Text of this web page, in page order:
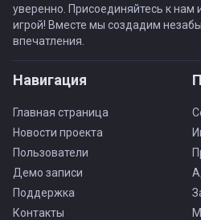
уверенно. Присоединяйтесь к нам
игрой! Вместе мы создадим
впечатления.
Навигация
Главная страница
Новости проекта
Пользователи
Демо записи
Поддержка
Контакты